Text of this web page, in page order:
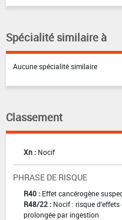
Spécialité similaire à
Aucune spécialité similaire
Classement
Xn : Nocif
PHRASE DE RISQUE
R40 : Effet cancérogène
R48/22 : Nocif : risque
prolongée par ingestion